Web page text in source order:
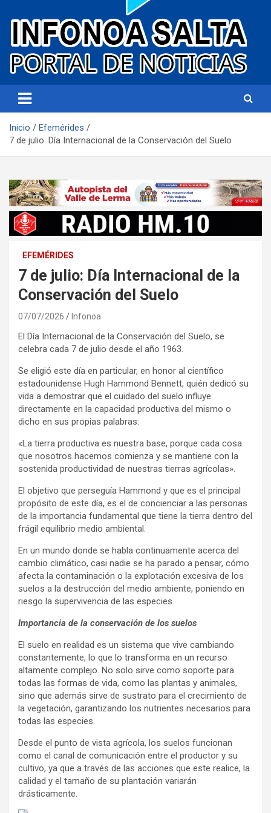
Infonoa Salta
Inicio
Efemérides
7 de julio: Día Internacional de la Conservación del Suelo
EFEMÉRIDES
7 de julio: Día Internacional de la
Conservación del Suelo
07/07/2026 Infonoa
El Día Internacional de la Conservación del Suelo, se
celebra cada 7 de julio desde el año 1963.
Se eligió este día en particular, en honor al científico
estadounidense Hugh Hammond Bennett, quién dedicó su
vida a demostrar que el cuidado del suelo influye
directamente en la capacidad productiva del mismo o
dicho en sus propias palabras:
«La tierra productiva es nuestra base, porque cada cosa
que nosotros hacemos comienza y se mantiene con la
sostenida productividad de nuestras tierras agrícolas».
El objetivo que perseguía Hammond y que es el principal
propósito de este día, es el de concienciar a las personas
de la importancia fundamental que tiene la tierra dentro del
frágil equilibrio medio ambiental.
En un mundo donde se habla continuamente acerca del
cambio climático, casi nadie se ha parado a pensar, cómo
afecta la contaminación o la explotación excesiva de los
suelos a la destrucción del medio ambiente, poniendo en
riesgo la supervivencia de las especies.
Importancia de la conservación de los suelos
El suelo en realidad es un sistema que vive cambiando
constantemente, lo que lo transforma en un recurso
altamente complejo. No solo sirve como soporte para
todas las formas de vida, como las plantas y animales,
sino que además sirve de sustrato para el crecimiento de
la vegetación, garantizando los nutrientes necesarios para
todas las especies.
Desde el punto de vista agrícola, los suelos funcionan
como el canal de comunicación entre el productor y su
cultivo, ya que a través de las acciones que este realice, la
calidad y el tamaño de su plantación variarán
drásticamente.